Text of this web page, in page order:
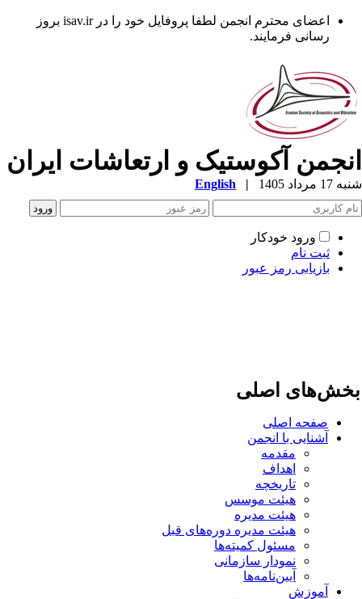
اعضای محترم انجمن لطفا پروفایل خود را در isav.ir بروز
رسانی فرمایند.
آکوستیک و ارتعاشات ایران
مرداد 1405 |
English
ورود خودکار
ثبت نام
بازیابی رمز عبور
اصلی
صفحه اصلی
آشنایی با انجمن
مقدمه
اهداف
تاریخچه
هیئت موسس
هیئت مدیره
هیئت مدیره دوره‌های قبل
مسئول کمیته‌ها
نمودار سازمانی
آیین‌نامه‌ها
آموزش